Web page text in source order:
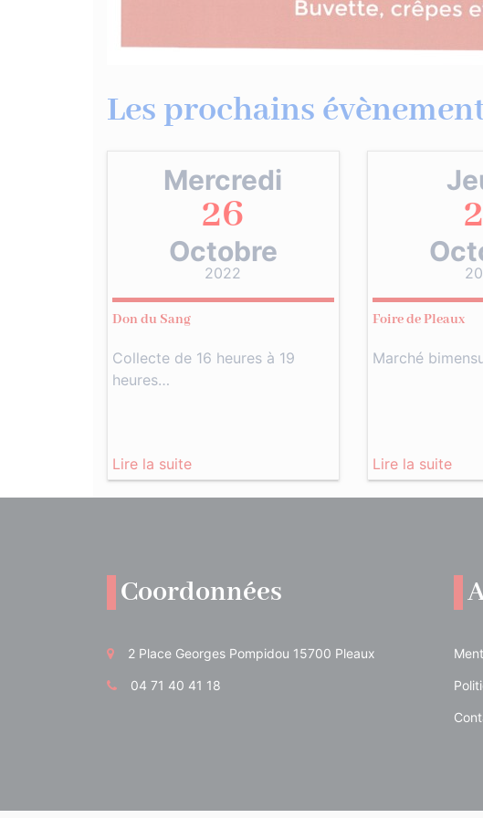
Les prochains
Mercredi
26
Octobre
2022
Don du Sang
Collecte de 16 heures à 19
heures…
Lire la suite
Foire de Pleaux
Marché
Lire la suite
Coordonnées
2 Place Georges Pompidou 15700 Pleaux
04 71 40 41 18